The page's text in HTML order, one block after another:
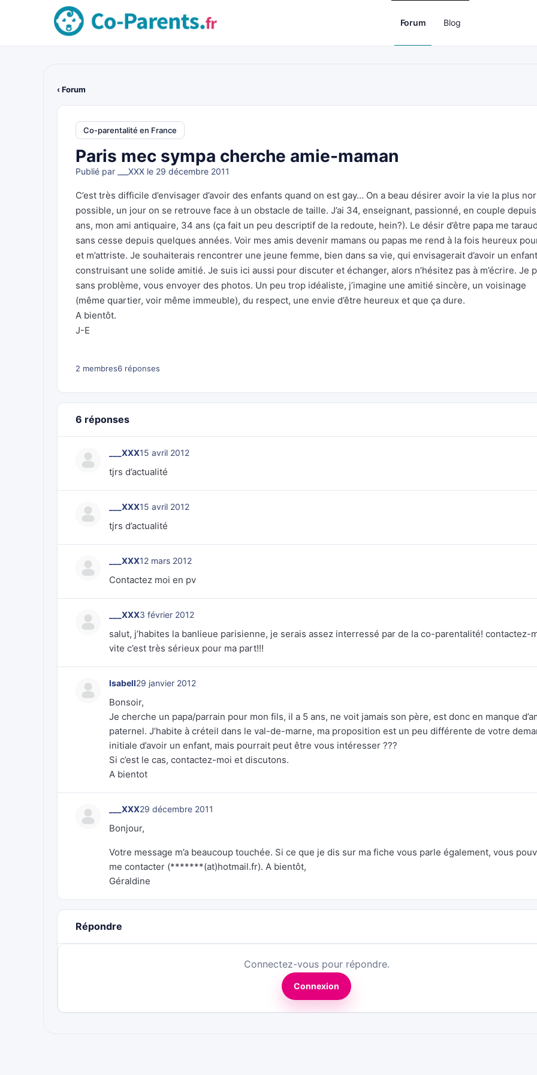
Forum Blog
‹ Forum
Co-parentalité en France
Paris mec sympa cherche amie-maman
Publié par ___XXX le 29 décembre 2011
C’est très difficile d’envisager d’avoir des enfants quand on est gay… On a beau désirer avoir la vie la plus
possible, un jour on se retrouve face à un obstacle de taille. J’ai 34, enseignant, passionné, en couple
ans, mon ami antiquaire, 34 ans (ça fait un peu descriptif de la redoute, hein?). Le désir d’être papa me
sans cesse depuis quelques années. Voir mes amis devenir mamans ou papas me rend à la fois heureux
et m’attriste. Je souhaiterais rencontrer une jeune femme, bien dans sa vie, qui envisagerait d’avoir un
construisant une solide amitié. Je suis ici aussi pour discuter et échanger, alors n’hésitez pas à m’écrire. Je
sans problème, vous envoyer des photos. Un peu trop idéaliste, j’imagine une amitié sincère, un voisinage
(même quartier, voir même immeuble), du respect, une envie d’être heureux et que ça dure.
A bientôt.
J-E
2 membres6 réponses
6 réponses
___XXX15 avril 2012
tjrs d’actualité
___XXX15 avril 2012
tjrs d’actualité
___XXX12 mars 2012
Contactez moi en pv
___XXX3 février 2012
salut, j’habites la banlieue parisienne, je serais assez interressé par de la co-parentalité! contactez-
vite c’est très sérieux pour ma part!!!
Isabell29 janvier 2012
Bonsoir,
Je cherche un papa/parrain pour mon fils, il a 5 ans, ne voit jamais son père, est donc en manque
paternel. J’habite à créteil dans le val-de-marne, ma proposition est un peu différente de votre
initiale d’avoir un enfant, mais pourrait peut être vous intéresser ???
Si c’est le cas, contactez-moi et discutons.
A bientot
___XXX29 décembre 2011
Bonjour,
Votre message m’a beaucoup touchée. Si ce que je dis sur ma fiche vous parle également, vous
me contacter (*******(at)hotmail.fr). A bientôt,
Géraldine
Répondre
Connectez-vous pour répondre.
Connexion